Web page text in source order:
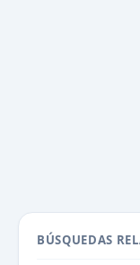
BÚSQUEDAS